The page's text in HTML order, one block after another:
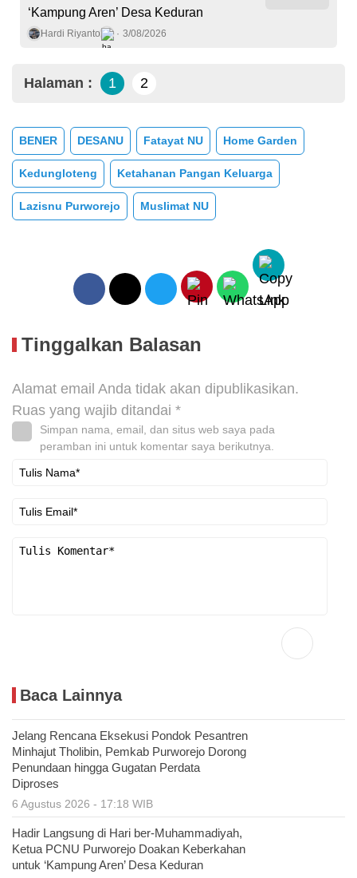
‘Kampung Aren’ Desa Keduran
Hardi Riyanto 3/08/2026
Halaman : 1 2
BENER DESANU Fatayat NU Home Garden
Kedungloteng Ketahanan Pangan Keluarga
Lazisnu Purworejo Muslimat NU
Tinggalkan Balasan
Alamat email Anda tidak akan dipublikasikan.
Ruas yang wajib ditandai *
Simpan nama, email, dan situs web saya pada
peramban ini untuk komentar saya berikutnya.
Baca Lainnya
Jelang Rencana Eksekusi Pondok Pesantren
Minhajut Tholibin, Pemkab Purworejo Dorong
Penundaan hingga Gugatan Perdata
Diproses
6 Agustus 2026 - 17:18 WIB
Hadir Langsung di Hari ber-Muhammadiyah,
Ketua PCNU Purworejo Doakan Keberkahan
untuk ‘Kampung Aren’ Desa Keduran